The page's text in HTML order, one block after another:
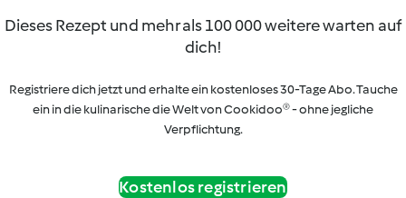
Dieses Rezept und mehr als 100 000 weitere warten auf
dich!
Registriere dich jetzt und erhalte ein kostenloses 30-Tage Abo. Tauche
ein in die kulinarische die Welt von Cookidoo® - ohne jegliche
Verpflichtung.
Kostenlos registrieren